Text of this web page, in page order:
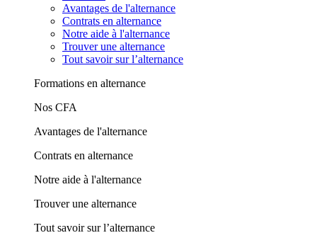
Avantages de l'alternance
Contrats en alternance
Notre aide à l'alternance
Trouver une alternance
Tout savoir sur l’alternance
Formations en alternance
Nos CFA
Avantages de l'alternance
Contrats en alternance
Notre aide à l'alternance
Trouver une alternance
Tout savoir sur l’alternance